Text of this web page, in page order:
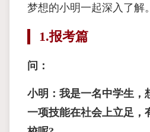
梦想的小明一起深入了解。
1.报考篇
问：
小明：我是一名中学生，
一项技能在社会上立足，